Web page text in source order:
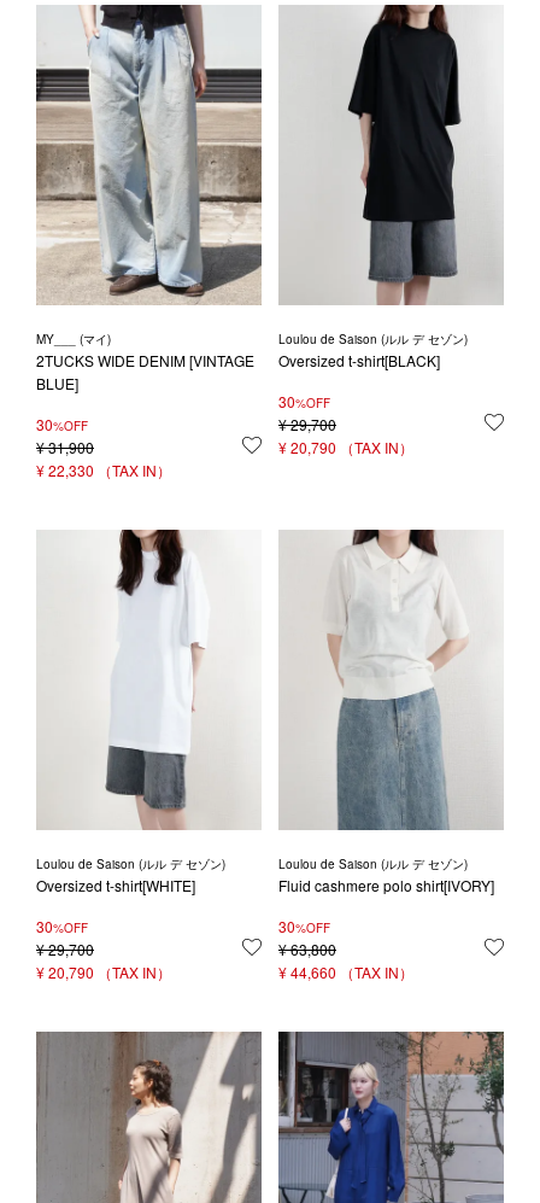
MY___ (マイ)
2TUCKS WIDE DENIM [VINTAGE
BLUE]
30%OFF
¥31,900
¥22,330
お気に入りに登録する
Loulou de Saison (ルル デ セゾン)
Oversized t-shirt[BLACK]
30%OFF
¥29,700
¥20,790
Loulou de Saison (ルル デ セゾン)
Oversized t-shirt[WHITE]
30%OFF
¥29,700
¥20,790
お気に入りに登録する
Loulou de Saison (ルル デ セゾン)
Fluid cashmere polo shirt[IVORY]
30%OFF
¥63,800
¥44,660